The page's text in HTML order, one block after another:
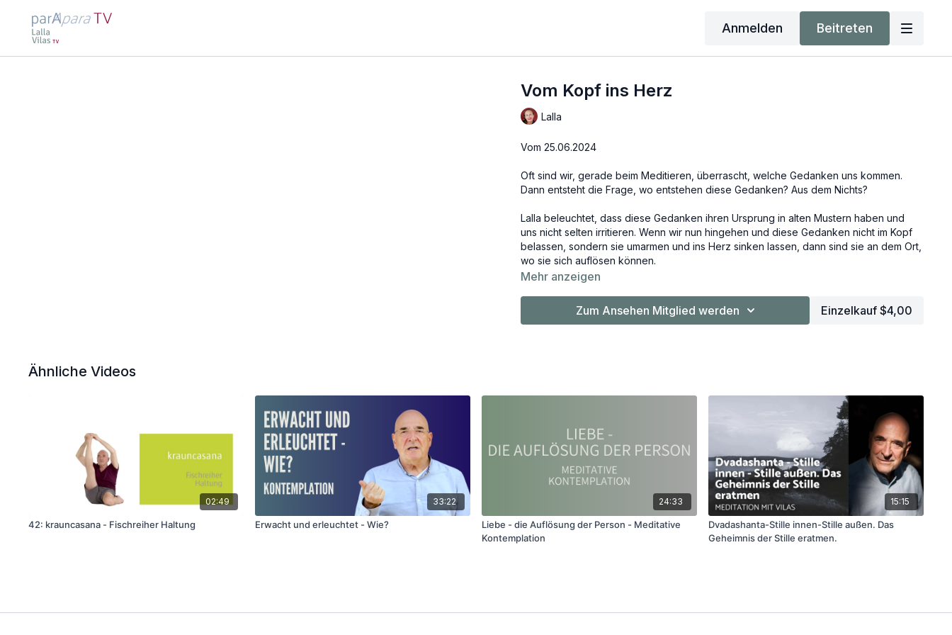
Anmelden Beitreten
Vom Kopf ins Herz
Lalla
Vom 25.06.2024
Oft sind wir, gerade beim Meditieren, überrascht, welche Gedanken uns kommen.
Dann entsteht die Frage, wo entstehen diese Gedanken? Aus dem Nichts?
Lalla beleuchtet, dass diese Gedanken ihren Ursprung in alten Mustern haben und
uns nicht selten irritieren. Wenn wir nun hingehen und diese Gedanken nicht im Kopf
belassen, sondern sie umarmen und ins Herz sinken lassen, dann sind sie an dem Ort,
wo sie sich auflösen können.
Mehr anzeigen
Zum Ansehen Mitglied werden Einzelkauf $4,00
Ähnliche Videos
02:49
42: krauncasana - Fischreiher Haltung
33:22
Erwacht und erleuchtet - Wie?
24:33
Liebe - die Auflösung der Person - Meditative
Kontemplation
15:15
Dvadashanta-Stille innen-Stille außen. Das
Geheimnis der Stille eratmen.